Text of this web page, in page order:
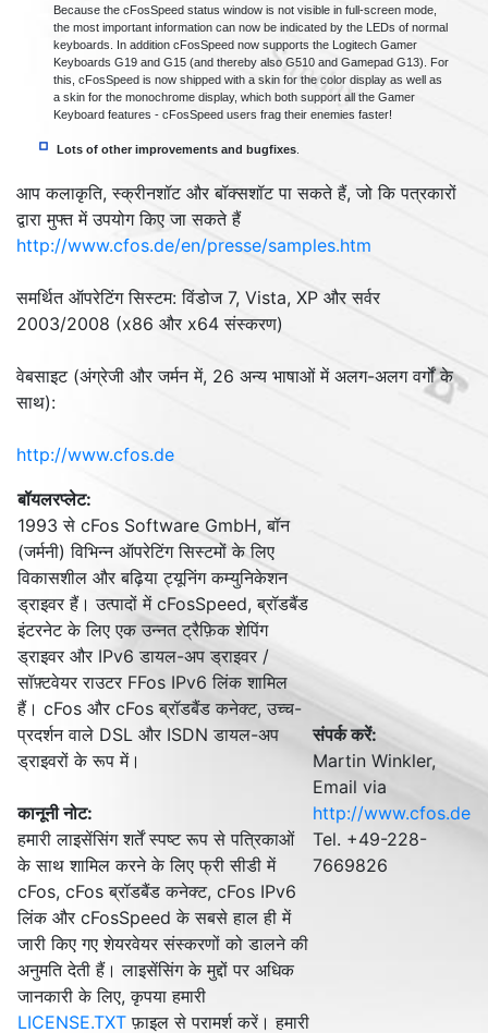
Because the cFosSpeed status window is not visible in full-screen mode,
the most important information can now be indicated by the LEDs of normal
keyboards. In addition cFosSpeed now supports the Logitech Gamer
Keyboards G19 and G15 (and thereby also G510 and Gamepad G13). For
this, cFosSpeed is now shipped with a skin for the color display as well as
a skin for the monochrome display, which both support all the Gamer
Keyboard features - cFosSpeed users frag their enemies faster!
Lots of other improvements and bugfixes
आप कलाकृति, स्क्रीनशॉट और बॉक्सशॉट पा सकते हैं, जो कि पत्रकारों
द्वारा मुफ्त में उपयोग किए जा सकते हैं
http://www.cfos.de/en/presse/samples.htm
समर्थित ऑपरेटिंग सिस्टम: विंडोज 7, Vista, XP और सर्वर
2003/2008 (x86 और x64 संस्करण)
वेबसाइट(अंग्रेजी और जर्मन में, 26 अन्य भाषाओं में अलग-अलग वर्गों के
साथ):
http://www.cfos.de
बॉयलरप्लेट:
1993 से cFos Software GmbH, बॉन
(जर्मनी) विभिन्न ऑपरेटिंग सिस्टमों के लिए
विकासशील और बढ़िया ट्यूनिंग कम्युनिकेशन
ड्राइवर हैं। उत्पादों में cFosSpeed, ब्रॉडबैंड
इंटरनेट के लिए एक उन्नत ट्रैफ़िक शेपिंग
ड्राइवर और IPv6 डायल-अप ड्राइवर /
सॉफ़्टवेयर राउटर FFos IPv6 लिंक शामिल
हैं। cFos और cFos ब्रॉडबैंड कनेक्ट, उच्च-
प्रदर्शन वाले DSL और ISDN डायल-अप
ड्राइवरों के रूप में।
कानूनी नोट:
हमारी लाइसेंसिंग शर्तें स्पष्ट रूप से पत्रिकाओं
के साथ शामिल करने के लिए फ्री सीडी में
cFos, cFos ब्रॉडबैंड कनेक्ट, cFos IPv6
लिंक और cFosSpeed के सबसे हाल ही में
जारी किए गए शेयरवेयर संस्करणों को डालने की
अनुमति देती हैं। लाइसेंसिंग के मुद्दों पर अधिक
जानकारी के लिए, कृपया हमारी
LICENSE.TXT फ़ाइल से परामर्श करें। हमारी
संपर्क करें:
Martin Winkler,
Email via
http://www.cfos.de
Tel. +49-228-
7669826